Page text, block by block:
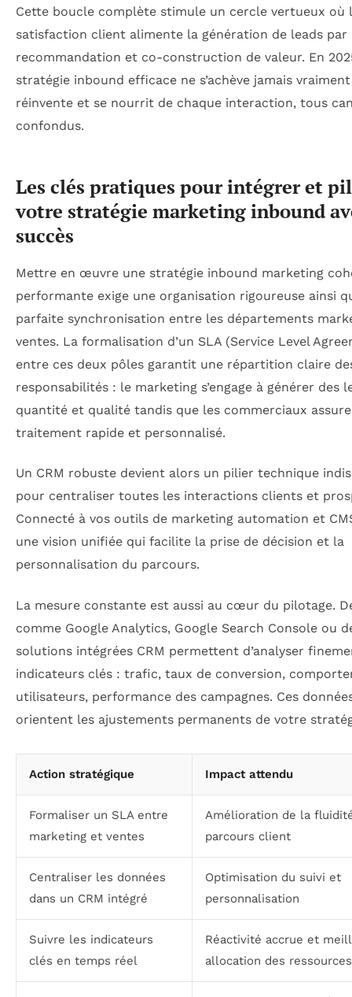
Cette boucle complète stimule un cercle vertueux où
satisfaction client alimente la génération de leads par
recommandation et co-construction de valeur. En
stratégie inbound efficace ne s’achève jamais
réinvente et se nourrit de chaque interaction, tous
confondus.
Les clés pratiques pour intégrer et
votre stratégie marketing inbound
succès
Mettre en œuvre une stratégie inbound marketing
performante exige une organisation rigoureuse ainsi
parfaite synchronisation entre les départements
ventes. La formalisation d’un SLA (Service Level
entre ces deux pôles garantit une répartition claire
responsabilités : le marketing s’engage à générer des
quantité et qualité tandis que les commerciaux
traitement rapide et personnalisé.
Un CRM robuste devient alors un pilier technique
pour centraliser toutes les interactions clients et
Connecté à vos outils de marketing automation et
une vision unifiée qui facilite la prise de décision et la
personnalisation du parcours.
La mesure constante est aussi au cœur du pilotage.
comme Google Analytics, Google Search Console ou
solutions intégrées CRM permettent d’analyser
indicateurs clés : trafic, taux de conversion,
utilisateurs, performance des campagnes. Ces
orientent les ajustements permanents de votre
Action stratégique Impact attendu
Formaliser un SLA entre
marketing et ventes
Amélioration de la
parcours client
Centraliser les données
dans un CRM intégré
Optimisation du suivi et
personnalisation
Suivre les indicateurs
clés en temps réel
Réactivité accrue et
allocation des ressources